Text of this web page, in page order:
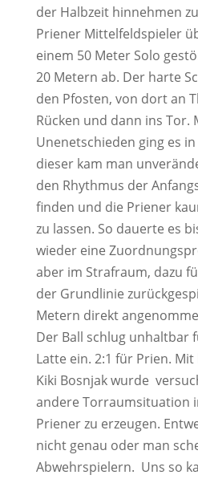
der Halbzeit hinnehmen
Priener Mittelfeldspieler
einem 50 Meter Solo
20 Metern ab. Der harte
den Pfosten, von dort an
Rücken und dann ins Tor.
Unenetschieden ging es
dieser kam man
den Rhythmus der
finden und die Priener
zu lassen. So dauerte es
wieder eine
aber im Strafraum, dazu
der Grundlinie
Metern direkt
Der Ball schlug unhaltbar
Latte ein. 2:1 für Prien.
Kiki Bosnjak wurde
andere Torraumsituation
Priener zu erzeugen.
nicht genau oder man
Abwehrspielern. Uns so